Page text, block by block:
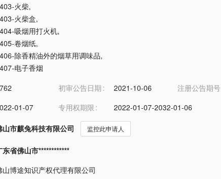
火柴,
火柴盒,
吸烟用打火机,
卷烟纸,
除香精油外的烟草用调味品,
电子香烟
初审公告日期 2021-10-06 注册公告期号
01-07 专用权期限
2022-01-07-2032-01-06
山市麒兔科技有限公司 监控此申请人
东省佛山市************
山博途知识产权代理有限公司